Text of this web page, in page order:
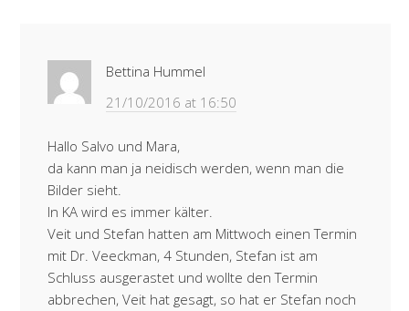
Bettina Hummel
21/10/2016 at 16:50
Hallo Salvo und Mara,
da kann man ja neidisch werden, wenn man die
Bilder sieht.
In KA wird es immer kälter.
Veit und Stefan hatten am Mittwoch einen Termin
mit Dr. Veeckman, 4 Stunden, Stefan ist am
Schluss ausgerastet und wollte den Termin
abbrechen, Veit hat gesagt, so hat er Stefan noch